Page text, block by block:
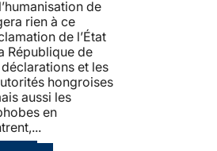
de
rien à ce
de l’État
République de
et les
hongroises
aussi les
en